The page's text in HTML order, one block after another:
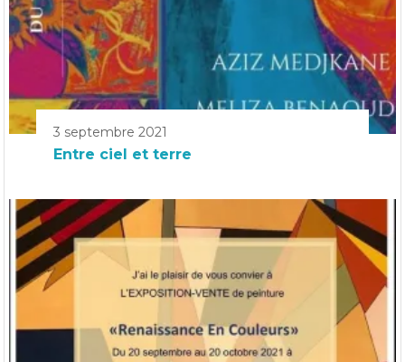
3 septembre 2021
Entre ciel et terre